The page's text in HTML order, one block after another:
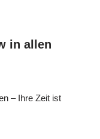
in allen
– Ihre Zeit ist